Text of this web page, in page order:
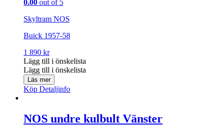
0.00 out of 5
Skyltram NOS
Buick 1957-58
1 890 kr
Lägg till i önskelista
Lägg till i önskelista
Läs mer
Köp Detaljinfo
NOS undre kulbult Vänster